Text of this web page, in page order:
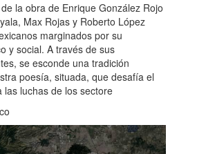
la obra de Enrique González Rojo
Max Rojas y Roberto López
marginados por su
y social. A través de sus
se esconde una tradición
poesía, situada, que desafía el
las luchas de los sectore